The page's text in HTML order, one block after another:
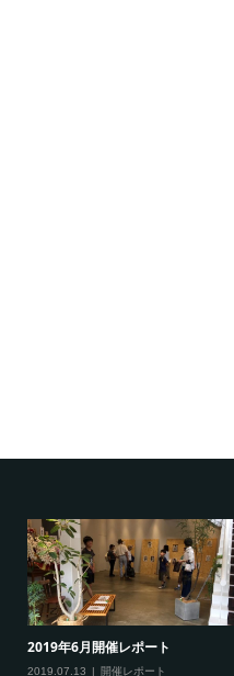
2019年6月開催レポート
2019.07.13 開催レポート